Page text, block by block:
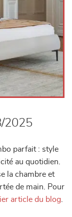
2025
parfait : style
au quotidien.
la chambre et
de main. Pour
article du blog